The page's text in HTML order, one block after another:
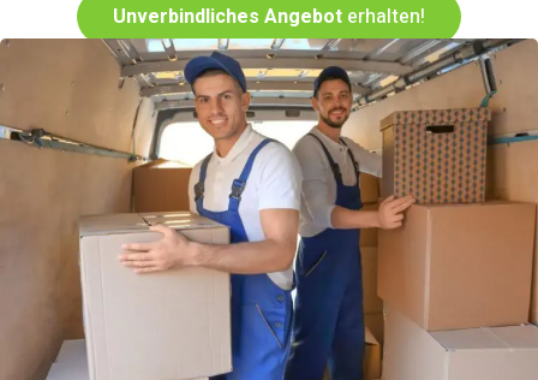
Unverbindliches Angebot erhalten!